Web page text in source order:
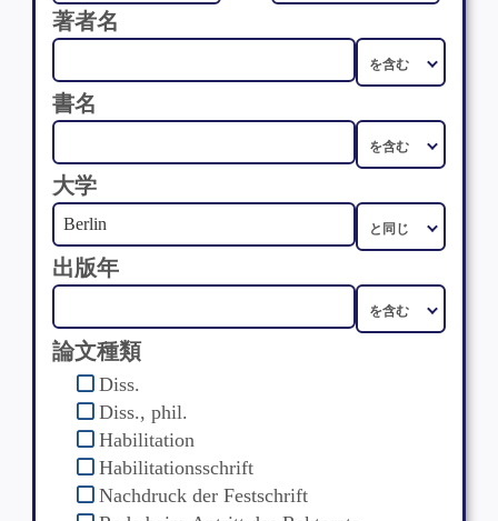
著者名
書名
大学
出版年
論文種類
Diss.
Diss., phil.
Habilitation
Habilitationsschrift
Nachdruck der Festschrift